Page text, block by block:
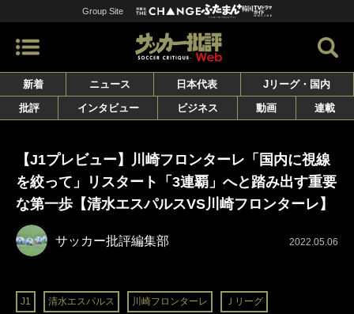
Group Site
新着 ニュース 日本代表
Jリーグ・国内
批評
インタビュー ビジネス 動画 連載
【J1プレビュー】川崎フロンターレ「国内に視線
を絞って」リスタート「3連覇」へと踏み出す重要
な第一歩【清水エスパルスVS川崎フロンターレ】
サッカー批評編集部 2022.05.06
J1 清水エスパルス 川崎フロンターレ Ｊリーグ